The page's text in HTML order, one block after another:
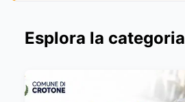
Esplora la categoria